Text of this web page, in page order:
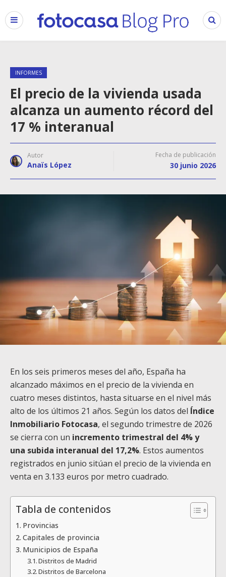
INFORMES
El precio de la vivienda usada
alcanza un aumento récord del
17 % interanual
Autor
Anaïs López
Fecha de publicación
30 junio 2026
En los seis primeros meses del año, España ha
alcanzado máximos en el precio de la vivienda en
cuatro meses distintos, hasta situarse en el nivel más
alto de los últimos 21 años. Según los datos del Índice
Inmobiliario Fotocasa, el segundo trimestre de 2026
se cierra con un incremento trimestral del 4% y
una subida interanual del 17,2%. Estos aumentos
registrados en junio sitúan el precio de la vivienda en
venta en 3.133 euros por metro cuadrado.
Tabla de contenidos
Provincias
Capitales de provincia
Municipios de España
Distritos de Madrid
Distritos de Barcelona